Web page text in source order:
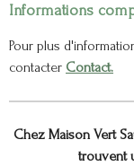
Informations
Pour plus
contacter Contact.
Chez Maison Vert
trouvent